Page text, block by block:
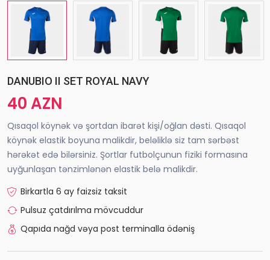
DANUBIO II SET ROYAL NAVY
40 AZN
Qısaqol köynək və şortdan ibarət kişi/oğlan dəsti. Qısaqol
köynək elastik boyuna malikdir, beləliklə siz tam sərbəst
hərəkət edə bilərsiniz. Şortlar futbolçunun fiziki formasına
uyğunlaşan tənzimlənən elastik belə malikdir.
Birkartla 6 ay faizsiz taksit
Pulsuz çatdırılma mövcuddur
Qapıda nağd vəya post terminalla ödəniş